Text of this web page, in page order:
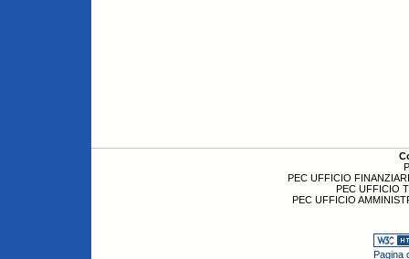
PEC UFFICIO
PEC UFFICIO
PEC UFFICIO
Pagina